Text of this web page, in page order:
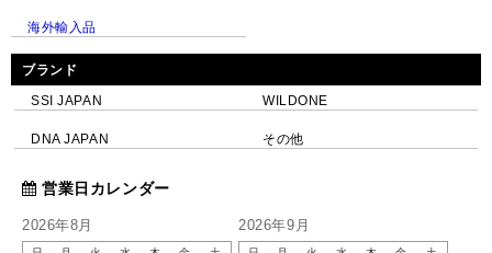
海外輸入品
ブランド
SSI JAPAN WILDONE
DNA JAPAN その他
営業日カレンダー
2026年8月 2026年9月